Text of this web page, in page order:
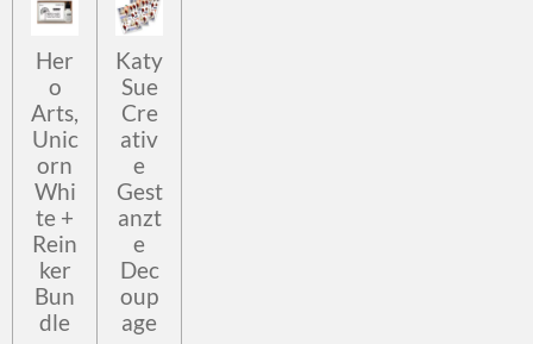
Her
o
Arts,
Unic
orn
Whi
te +
Rein
ker
Bun
dle
Katy
Sue
Cre
ativ
e
Gest
anzt
e
Dec
oup
age